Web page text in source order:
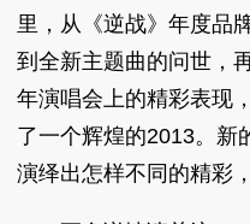
里，从《逆战》年度品
到全新主题曲的问世，
年演唱会上的精彩表现
了一个辉煌的2013。新
演绎出怎样不同的精彩